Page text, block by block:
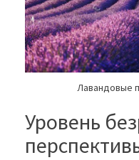
Лавандовые
Уровень